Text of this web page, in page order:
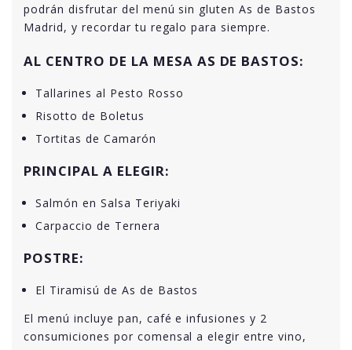
podrán disfrutar del menú sin gluten As de Bastos
Madrid, y recordar tu regalo para siempre.
AL CENTRO DE LA MESA AS DE BASTOS:
Tallarines al Pesto Rosso
Risotto de Boletus
Tortitas de Camarón
PRINCIPAL A ELEGIR:
Salmón en Salsa Teriyaki
Carpaccio de Ternera
POSTRE:
El Tiramisú de As de Bastos
El menú incluye pan, café e infusiones y 2
consumiciones por comensal a elegir entre vino,